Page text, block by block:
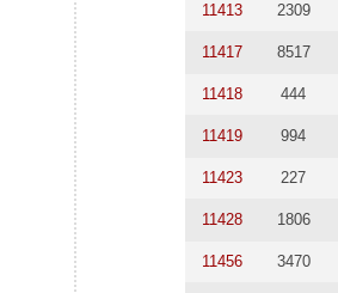
11413 2309
11417 8517
11418 444
11419 994
11423 227
11428 1806
11456 3470